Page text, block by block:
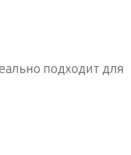
подходит для